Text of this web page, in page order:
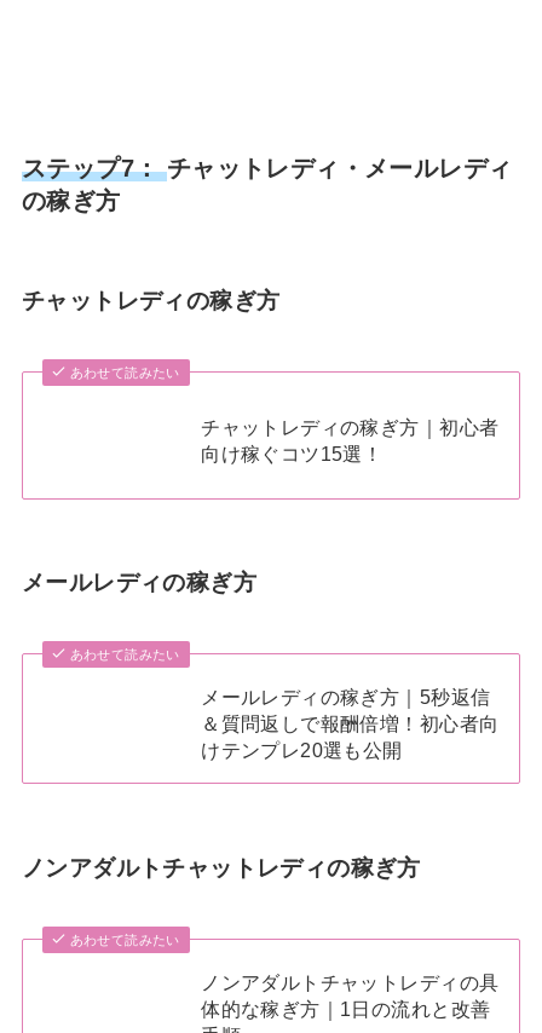
ステップ7： チャットレディ・メールレディ
の稼ぎ方
チャットレディの稼ぎ方
あわせて読みたい
チャットレディの稼ぎ方｜初心者
向け稼ぐコツ15選！
メールレディの稼ぎ方
あわせて読みたい
メールレディの稼ぎ方｜5秒返信
＆質問返しで報酬倍増！初心者向
けテンプレ20選も公開
ノンアダルトチャットレディの稼ぎ方
あわせて読みたい
ノンアダルトチャットレディの具
体的な稼ぎ方｜1日の流れと改善